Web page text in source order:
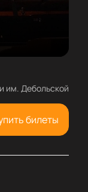
им. Дебольской
билеты